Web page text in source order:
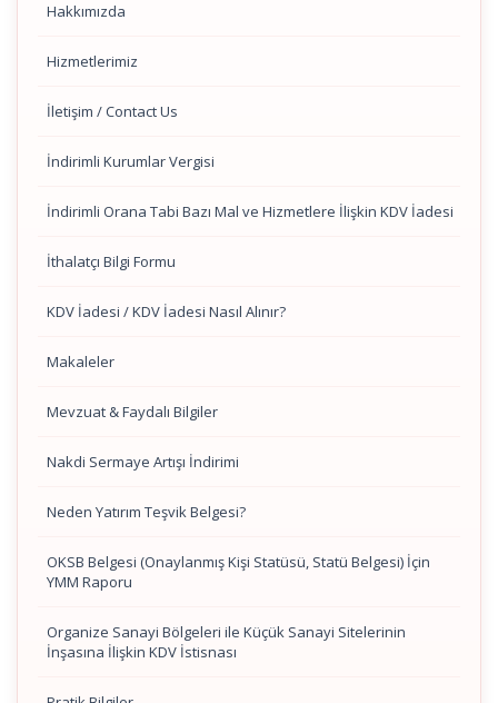
Hakkımızda
Hizmetlerimiz
İletişim / Contact Us
İndirimli Kurumlar Vergisi
İndirimli Orana Tabi Bazı Mal ve Hizmetlere İlişkin KDV İadesi
İthalatçı Bilgi Formu
KDV İadesi / KDV İadesi Nasıl Alınır?
Makaleler
Mevzuat & Faydalı Bilgiler
Nakdi Sermaye Artışı İndirimi
Neden Yatırım Teşvik Belgesi?
OKSB Belgesi (Onaylanmış Kişi Statüsü, Statü Belgesi) İçin
YMM Raporu
Organize Sanayi Bölgeleri ile Küçük Sanayi Sitelerinin
İnşasına İlişkin KDV İstisnası